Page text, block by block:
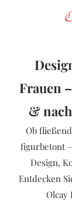
Frauen
&
Ob
figurbetont
Design,
Entdecken
Olcay